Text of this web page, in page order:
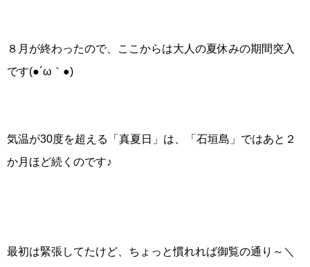
８月が終わったので、ここからは大人の夏休みの期間突入
です(●´ω｀●)
気温が30度を超える「真夏日」は、「石垣島」ではあと２
か月ほど続くのです♪
最初は緊張してたけど、ちょっと慣れれば御覧の通り～＼